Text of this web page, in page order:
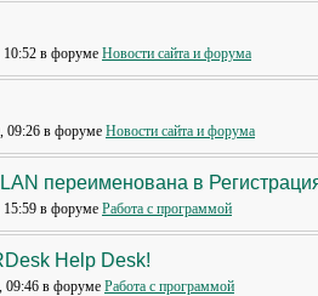
10:52 в форуме Новости сайта и форума
09:26 в форуме Новости сайта и форума
переименована в
15:59 в форуме Работа с программой
Help Desk!
09:46 в форуме Работа с программой